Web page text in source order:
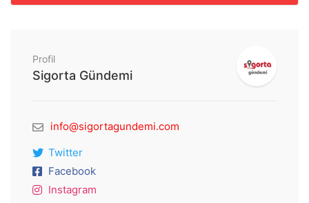
Profil
Sigorta Gündemi
info@sigortagundemi.com
Twitter
Facebook
Instagram